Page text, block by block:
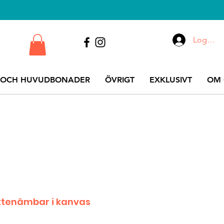
HUVUDBONADER ÖVRIGT EXKLUSIVT OM
Logga
i kanvas